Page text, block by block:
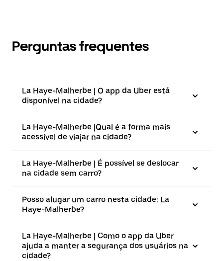
Perguntas frequentes
La Haye-Malherbe | O app da Uber está
disponível na cidade?
La Haye-Malherbe |⁠Qual é a forma mais
acessível de viajar na cidade?
La Haye-Malherbe | É possível se deslocar
na cidade sem carro?
Posso alugar um carro nesta cidade: La
Haye-Malherbe?
La Haye-Malherbe | Como o app da Uber
ajuda a manter a segurança dos usuários na
cidade?